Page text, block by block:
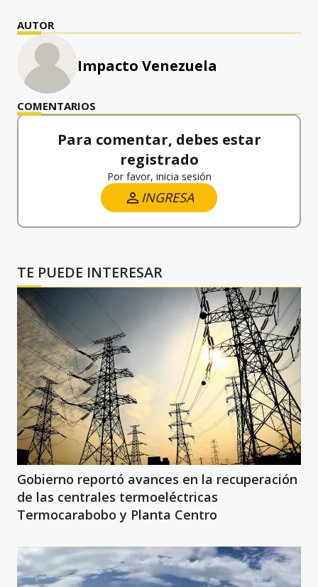
AUTOR
Impacto Venezuela
COMENTARIOS
Para comentar, debes estar
registrado
Por favor, inicia sesión
INGRESA
TE PUEDE INTERESAR
Gobierno reportó avances en la recuperación
de las centrales termoeléctricas
Termocarabobo y Planta Centro